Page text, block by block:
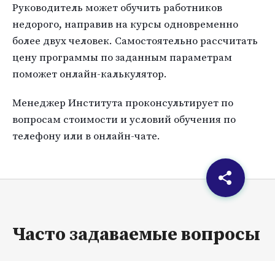
Руководитель может обучить работников
недорого, направив на курсы одновременно
более двух человек. Самостоятельно рассчитать
цену программы по заданным параметрам
поможет онлайн-калькулятор.
Менеджер Института проконсультирует по
вопросам стоимости и условий обучения по
телефону или в онлайн-чате.
Часто задаваемые вопросы